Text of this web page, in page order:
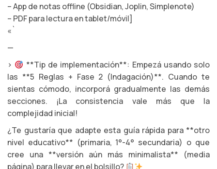
– App de notas offline (Obsidian, Joplin, Simplenote)
– PDF para lectura en tablet/móvil]
«`
—
>
**Tip de implementación**: Empezá usando solo
las **5 Reglas + Fase 2 (Indagación)**. Cuando te
sientas cómodo, incorporá gradualmente las demás
secciones. ¡La consistencia vale más que la
complejidad inicial!
¿Te gustaría que adapte esta guía rápida para **otro
nivel educativo** (primaria, 1°-4° secundaria) o que
cree una **versión aún más minimalista** (media
página) para llevar en el bolsillo?